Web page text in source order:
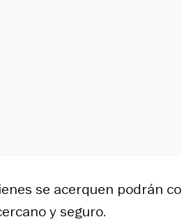
se acerquen podrán
y seguro.